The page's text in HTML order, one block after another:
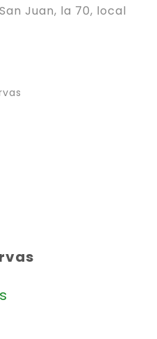
Juan, la 70, local